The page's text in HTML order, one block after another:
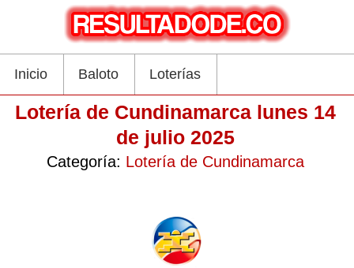
Inicio Baloto Loterías
Lotería de Cundinamarca lunes 14
de julio 2025
Categoría: Lotería de Cundinamarca